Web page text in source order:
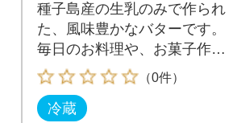
種子島産の生乳のみで作られ
た、風味豊かなバターです。
毎日のお料理や、お菓子作り
に是非どうぞ!
（0件）
冷蔵